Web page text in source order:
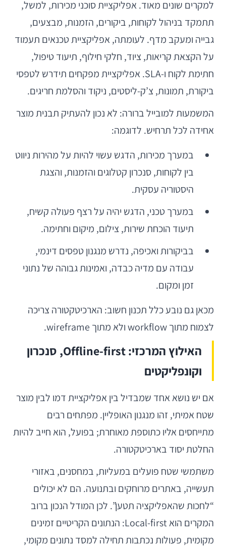
למקרים שונים מאוד. אפליקציית סוכני מכירות, למשל,
תתמקד בניהול לקוחות, ביקורים, הזמנות, מבצעים,
גבייה ומעקב מדף. לעומתה, אפליקציית טכנאים תעמוד
על הקצאת קריאות, ציוד, חלקי חילוף, תיעוד טיפול,
חתימת לקוח ו-SLA. אפליקציית מפקחים תידרש לטפסי
ביקורת, תמונות, צ’ק-ליסטים, ניקוד והסלמת חריגים.
המשמעות למובייל ברורה: לא נכון להעתיק תבנית מוצר
אחידה לכל תרחיש. לדוגמה:
במערך מכירות, הדגש עשוי להיות על מהירות ניווט
בין לקוחות, סנכרון קטלוגים והזמנות, והצגת
היסטוריה עסקית.
במערך טכני, הדגש יהיה על רצף פעולה קשיח,
תיעוד הוכחת שירות, צילום, מיקום וחתימה.
בביקורות ואכיפה, נדרש מנגנון טפסים דינמי,
עבודה עם מדיה כבדה, ואמינות גבוהה של נתוני
זמן ומקום.
מכאן גם נובע כלל תכנון חשוב: הארכיטקטורה צריכה
לצמוח מתוך workflow ולא מתוך wireframe.
האילוץ המרכזי: Offline-first, סנכרון
וקונפליקטים
אם יש נושא אחד שמבדיל בין אפליקציית דמו לבין מוצר
שטח אמיתי, זהו מנגנון האופליין. מפתחים רבים
מתייחסים אליו כתוספת מאוחרת; בפועל, הוא חייב להיות
החלטת יסוד בארכיטקטורה.
משתמשי שטח פועלים במעליות, במחסנים, באזורי
תעשייה, באתרים מרוחקים ובתנועה. הם לא יכולים
“לחכות שהאפליקציה תטען”. לכן המודל הנכון ברוב
המקרים הוא Local-first: הנתונים הקריטיים זמינים
מקומית, פעולות נכתבות תחילה למסד נתונים מקומי,